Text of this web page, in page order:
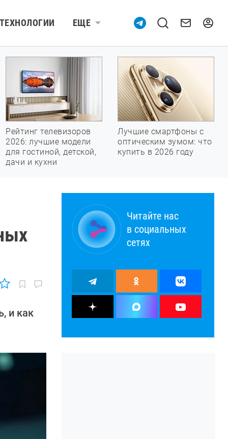
ТЕХНОЛОГИИ ЕЩЕ
Рейтинг телевизоров
2026: лучшие модели
для гостиной, детской,
дачи и кухни
Лучшие смартфоны с
оптическим зумом: что
купить в 2026 году
и как
Читайте нас
в социальных
сетях